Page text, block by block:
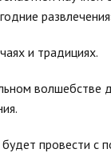
и традициях.
волшебстве
провести с